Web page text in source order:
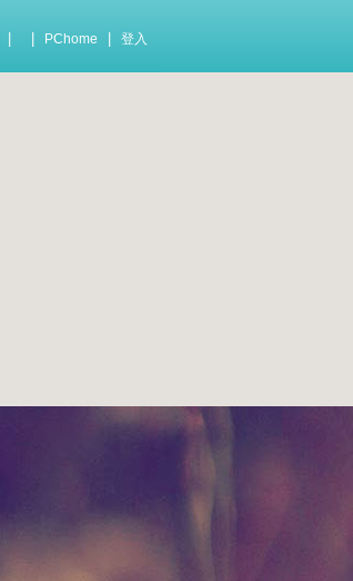
PChome 登入